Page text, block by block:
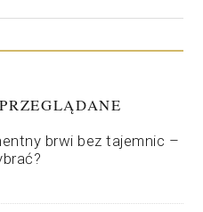
brwi bez tajemnic –